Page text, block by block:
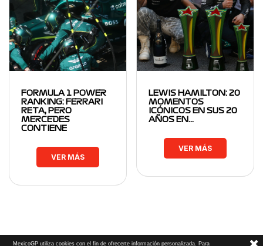
FORMULA 1 POWER
RANKING: FERRARI
RETA, PERO
MERCEDES
CONTIENE
VER MÁS
LEWIS HAMILTON: 20
MOMENTOS
ICÓNICOS EN SUS 20
AÑOS EN…
VER MÁS
MexicoGP utiliza cookies con el fin de ofrecerte información personalizada. Para